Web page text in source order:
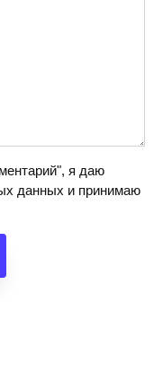
я даю
данных и принимаю